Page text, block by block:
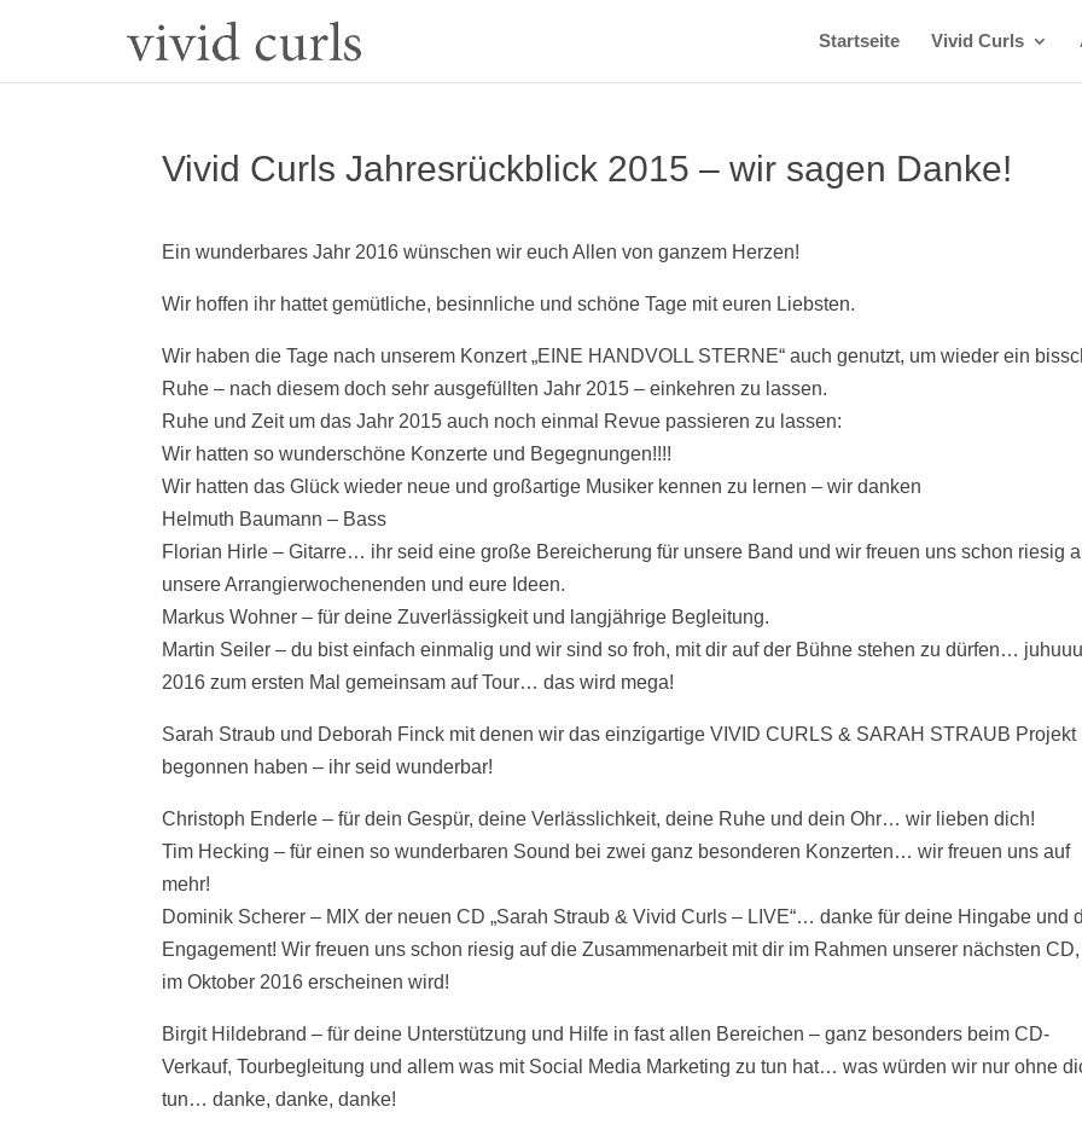
Startseite Vivid Curls
Vivid Curls Jahresrückblick 2015 – wir sagen Danke!
Ein wunderbares Jahr 2016 wünschen wir euch Allen von ganzem Herzen!
Wir hoffen ihr hattet gemütliche, besinnliche und schöne Tage mit euren Liebsten.
Wir haben die Tage nach unserem Konzert „EINE HANDVOLL STERNE“ auch genutzt, um wieder ein
Ruhe – nach diesem doch sehr ausgefüllten Jahr 2015 – einkehren zu lassen.
Ruhe und Zeit um das Jahr 2015 auch noch einmal Revue passieren zu lassen:
Wir hatten so wunderschöne Konzerte und Begegnungen!!!!
Wir hatten das Glück wieder neue und großartige Musiker kennen zu lernen – wir danken
Helmuth Baumann – Bass
Florian Hirle – Gitarre… ihr seid eine große Bereicherung für unsere Band und wir freuen uns schon riesig
unsere Arrangierwochenenden und eure Ideen.
Markus Wohner – für deine Zuverlässigkeit und langjährige Begleitung.
Martin Seiler – du bist einfach einmalig und wir sind so froh, mit dir auf der Bühne stehen zu dürfen…
2016 zum ersten Mal gemeinsam auf Tour… das wird mega!
Sarah Straub und Deborah Finck mit denen wir das einzigartige VIVID CURLS & SARAH STRAUB Projekt
begonnen haben – ihr seid wunderbar!
Christoph Enderle – für dein Gespür, deine Verlässlichkeit, deine Ruhe und dein Ohr… wir lieben dich!
Tim Hecking – für einen so wunderbaren Sound bei zwei ganz besonderen Konzerten… wir freuen uns auf
mehr!
Dominik Scherer – MIX der neuen CD „Sarah Straub & Vivid Curls – LIVE“… danke für deine Hingabe und
Engagement! Wir freuen uns schon riesig auf die Zusammenarbeit mit dir im Rahmen unserer nächsten
im Oktober 2016 erscheinen wird!
Birgit Hildebrand – für deine Unterstützung und Hilfe in fast allen Bereichen – ganz besonders beim CD-
Verkauf, Tourbegleitung und allem was mit Social Media Marketing zu tun hat… was würden wir nur ohne
tun… danke, danke, danke!